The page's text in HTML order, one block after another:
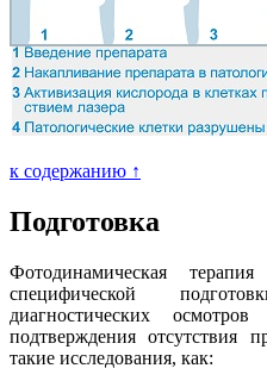
к содержанию ↑
Подготовка
Фотодинамическая
специфической
диагностических
подтверждения отсутствия
такие исследования, как: